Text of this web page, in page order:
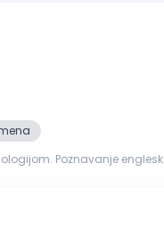
gostiju. Prednost je i